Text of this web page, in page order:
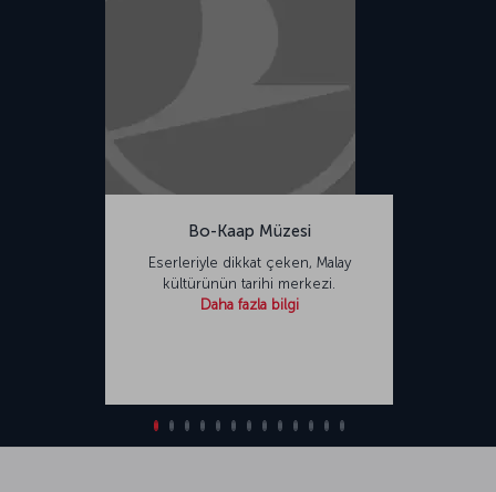
Bo-Kaap Müzesi
Eserleriyle dikkat çeken, Malay
kültürünün tarihi merkezi.
Daha fazla bilgi